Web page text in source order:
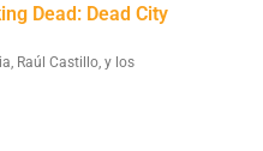
Dead: Dead City
Raúl Castillo, y los